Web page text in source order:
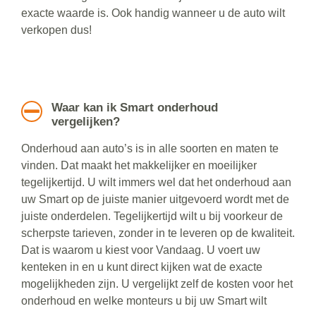
exacte waarde is. Ook handig wanneer u de auto wilt
verkopen dus!
Waar kan ik Smart onderhoud
vergelijken?
Onderhoud aan auto’s is in alle soorten en maten te
vinden. Dat maakt het makkelijker en moeilijker
tegelijkertijd. U wilt immers wel dat het onderhoud aan
uw Smart op de juiste manier uitgevoerd wordt met de
juiste onderdelen. Tegelijkertijd wilt u bij voorkeur de
scherpste tarieven, zonder in te leveren op de kwaliteit.
Dat is waarom u kiest voor Vandaag. U voert uw
kenteken in en u kunt direct kijken wat de exacte
mogelijkheden zijn. U vergelijkt zelf de kosten voor het
onderhoud en welke monteurs u bij uw Smart wilt